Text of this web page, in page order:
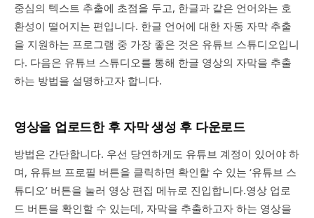
중심의 텍스트 추출에 초점을 두고, 한글과 같은 언어와는 호
환성이 떨어지는 편입니다. 한글 언어에 대한 자동 자막 추출
을 지원하는 프로그램 중 가장 좋은 것은 유튜브 스튜디오입니
다. 다음은 유튜브 스튜디오를 통해 한글 영상의 자막을 추출
하는 방법을 설명하고자 합니다.
영상을 업로드한 후 자막 생성 후 다운로드
방법은 간단합니다. 우선 당연하게도 유튜브 계정이 있어야 하
며, 유튜브 프로필 버튼을 클릭하면 확인할 수 있는 ‘유튜브 스
튜디오’ 버튼을 눌러 영상 편집 메뉴로 진입합니다.영상 업로
드 버튼을 확인할 수 있는데, 자막을 추출하고자 하는 영상을